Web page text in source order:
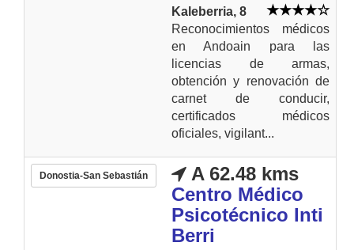
Kaleberria, 8
Reconocimientos médicos
en Andoain para las
licencias de armas,
obtención y renovación de
carnet de conducir,
certificados médicos
oficiales, vigilant...
Donostia-San Sebastián
A 62.48 kms
Centro Médico
Psicotécnico Inti
Berri